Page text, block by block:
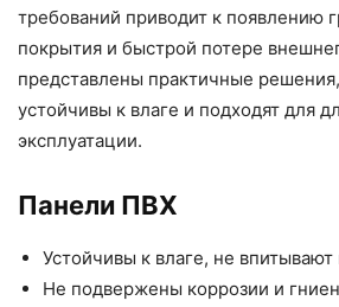
требований приводит к появлению
покрытия и быстрой потере
представлены практичные
устойчивы к влаге и подходят для
эксплуатации.
Панели ПВХ
Устойчивы к влаге, не впитывают
Не подвержены коррозии и